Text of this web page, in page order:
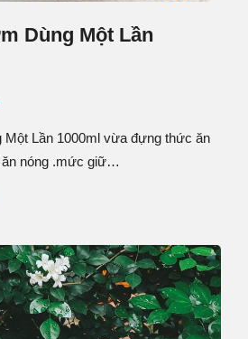
Dùng Một Lần
Lần 1000ml vừa đựng thức ăn
ăn nóng .mức giữ…